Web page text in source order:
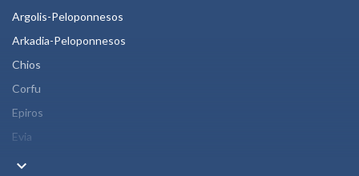
Argolis-Peloponnesos
Arkadia-Peloponnesos
Chios
Corfu
Epiros
Evia
keyboard_arrow_down